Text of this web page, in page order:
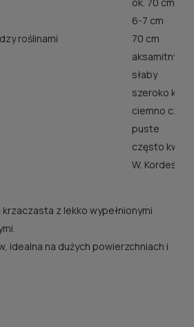
6-7 cm
roślinami
70 cm
aksamitny
słaby
szeroko
ciemno
puste
często
W. Kordes'
krzaczasta z lekko wypełnionymi
idealna na dużych powierzchniach i